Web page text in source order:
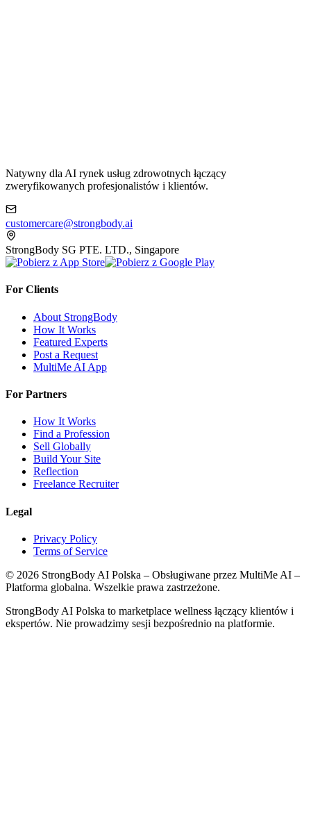
Natywny dla AI rynek usług zdrowotnych łączący
zweryfikowanych profesjonalistów i klientów.
customercare@strongbody.ai
StrongBody SG PTE. LTD., Singapore
For Clients
About StrongBody
How It Works
Featured Experts
Post a Request
MultiMe AI App
For Partners
How It Works
Find a Profession
Sell Globally
Build Your Site
Reflection
Freelance Recruiter
Legal
Privacy Policy
Terms of Service
© 2026 StrongBody AI Polska – Obsługiwane przez MultiMe AI –
Platforma globalna. Wszelkie prawa zastrzeżone.
StrongBody AI Polska to marketplace wellness łączący klientów i
ekspertów. Nie prowadzimy sesji bezpośrednio na platformie.